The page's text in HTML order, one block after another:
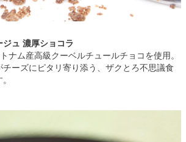
ュ 濃厚ショコラ
ナム産高級クーベルチュールチョコを使用。
ーズにピタリ寄り添う、ザクとろ不思議食